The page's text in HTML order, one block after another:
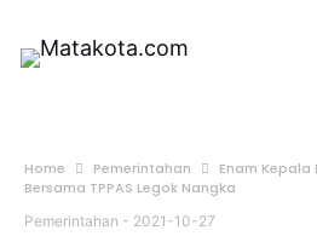
Home Pemerintahan
Enam
Bersama TPPAS Legok Nangka
Pemerintahan - 2021-10-27